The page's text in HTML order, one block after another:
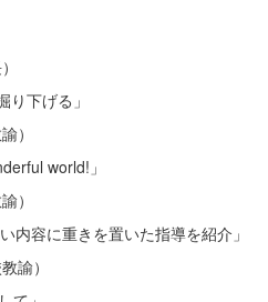
り下げる」
）
world!」
）
内容に重きを置いた指導を紹介」
諭）